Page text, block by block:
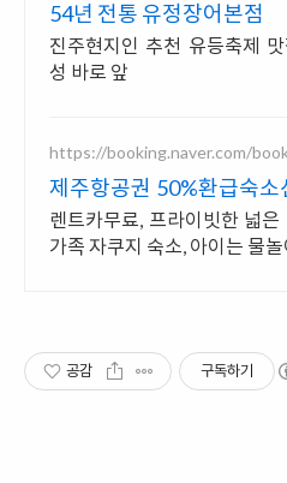
54년 전통 유정장어본점
진주현지인 추천 유등축제
성 바로 앞
https://booking.naver.com/
제주항공권 50%환급숙소
트카 무료 이벤트중
렌트카무료, 프라이빗한 넓은
가족 자쿠지 숙소, 아이는 물놀
공감 구독하기